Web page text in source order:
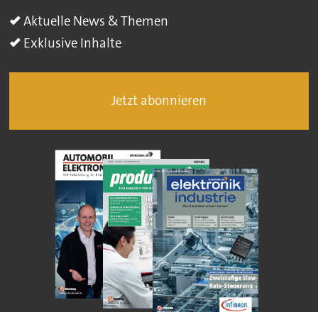
Aktuelle News & Themen
Exklusive Inhalte
Jetzt abonnieren